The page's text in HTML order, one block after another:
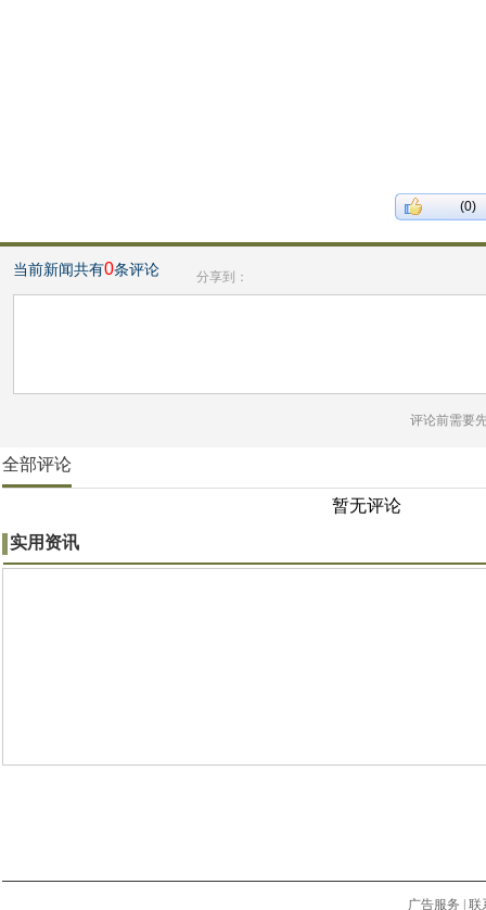
(0)
当前新闻共有0条评论 分享到：
评论前需要
全部评论
暂无评论
实用资讯
广告服务 联